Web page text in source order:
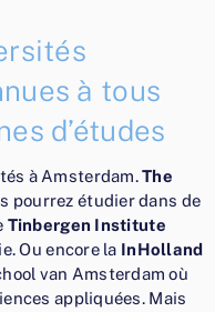
à tous
d’études
à Amsterdam.The
pourrez étudier dans de
Tinbergen Institute
Ou encore la InHolland
van Amsterdam où
appliquées. Mais